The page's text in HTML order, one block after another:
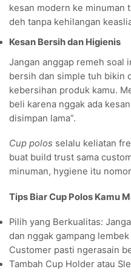
kesan modern ke minuman
deh tanpa kehilangan
Kesan Bersih dan Higienis
Jangan anggap remeh soal
bersih dan simple tuh bikin
kebersihan produk kamu.
beli karena nggak ada
disimpan lama”.
Cup polos selalu keliatan
buat build trust sama
minuman, hygiene itu
Tips Biar Cup Polos Kamu
Pilih yang Berkualitas:
dan nggak gampang
Customer pasti ngerasain
Tambah Cup Holder atau